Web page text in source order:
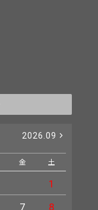
2026.09
金 土
1
7
8